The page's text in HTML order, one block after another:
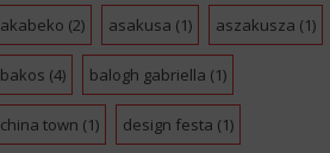
akabeko (2) asakusa (1) aszakusza (1)
bakos (4) balogh gabriella (1)
china town (1) design festa (1)